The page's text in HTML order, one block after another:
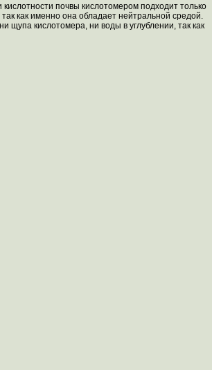
почвы кислотомером подходит только
как именно она обладает нейтральной средой.
щупа кислотомера, ни воды в углублении, так как